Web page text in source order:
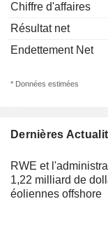
Dernières
RWE et
1,22 milliard de
éoliennes offshore
Chiffre d'affaires
Résultat net
Endettement Net
* Données estimées